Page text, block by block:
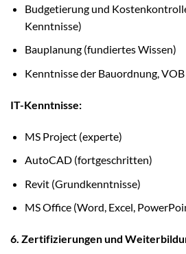
Budgetierung und
Kenntnisse)
Bauplanung (fundiertes Wissen)
Kenntnisse der Bauordnung,
IT-Kenntnisse:
MS Project (experte)
AutoCAD (fortgeschritten)
Revit (Grundkenntnisse)
MS Office (Word, Excel,
6. Zertifizierungen und